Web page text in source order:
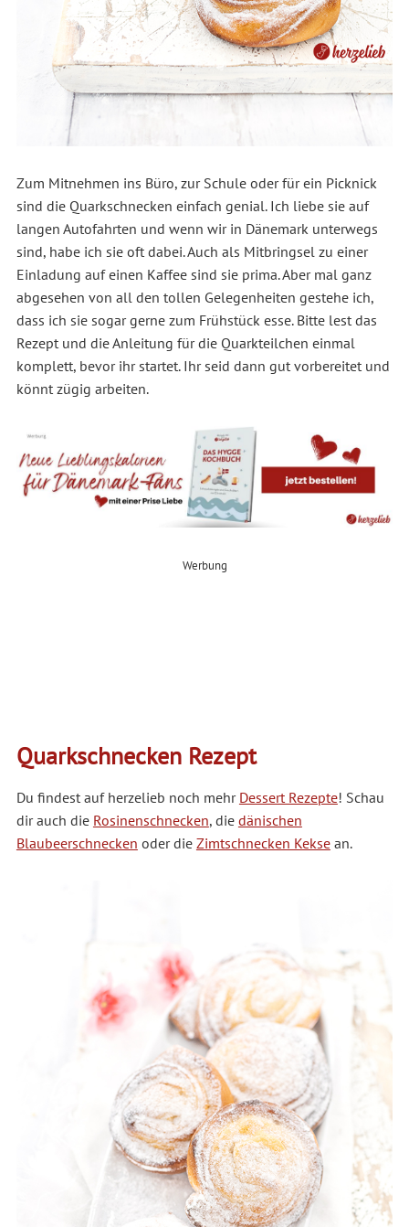
Zum Mitnehmen ins Büro, zur Schule oder für ein Picknick
sind die Quarkschnecken einfach genial. Ich liebe sie auf
langen Autofahrten und wenn wir in Dänemark unterwegs
sind, habe ich sie oft dabei. Auch als Mitbringsel zu einer
Einladung auf einen Kaffee sind sie prima. Aber mal ganz
abgesehen von all den tollen Gelegenheiten gestehe ich,
dass ich sie sogar gerne zum Frühstück esse. Bitte lest das
Rezept und die Anleitung für die Quarkteilchen einmal
komplett, bevor ihr startet. Ihr seid dann gut vorbereitet und
könnt zügig arbeiten.
Werbung
Quarkschnecken Rezept
Du findest auf herzelieb noch mehr Dessert Rezepte! Schau
dir auch die Rosinenschnecken, die dänischen
Blaubeerschnecken oder die Zimtschnecken Keksean.